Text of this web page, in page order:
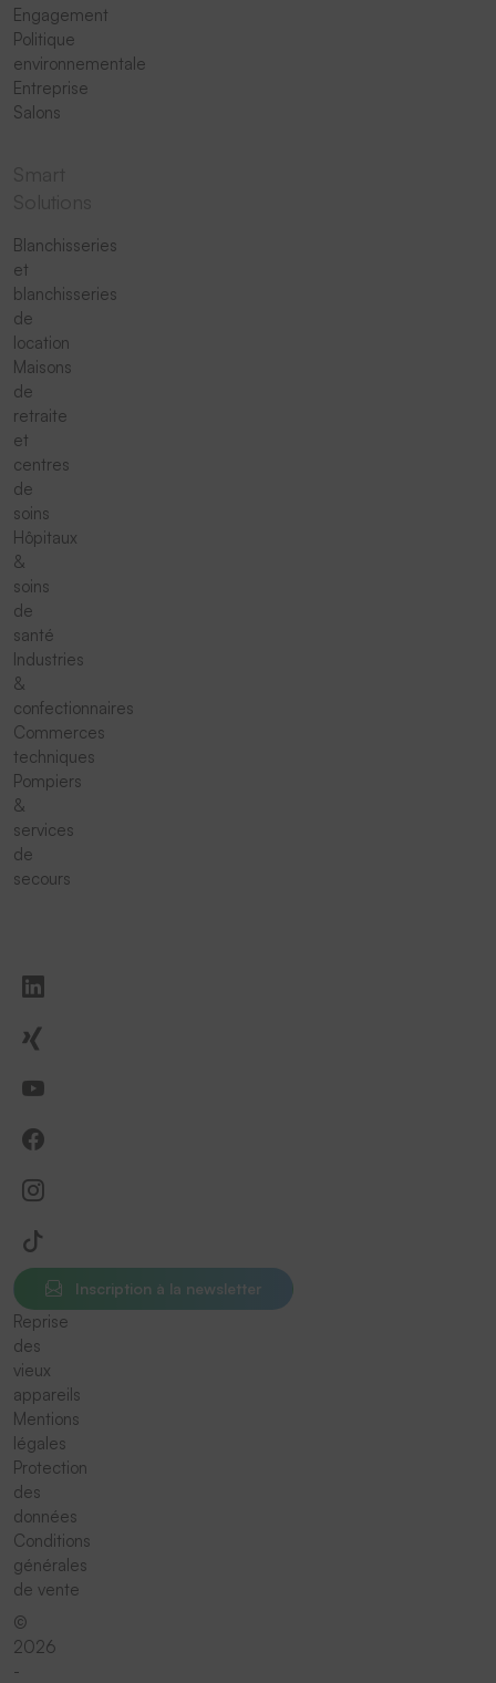
Engagement
Politique
environnementale
Entreprise
Salons
Blanchisseries
et
blanchisseries
de
location
Maisons
de
retraite
et
centres
de
soins
Hôpitaux
&
soins
de
santé
Industries
&
confectionnaires
Commerces
techniques
Pompiers
&
services
de
secours
Inscription à la newsletter
Reprise
des
vieux
appareils
Mentions
légales
Protection
des
données
Conditions
générales
de vente
©
2026
-